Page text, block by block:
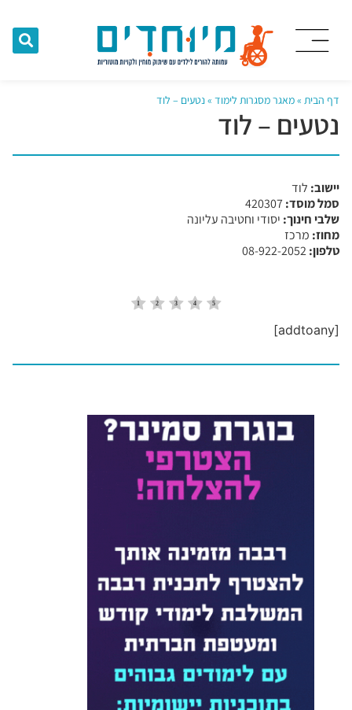
דף הבית »מאגר מסגרות לימוד »נטעים – לוד
נטעים – לוד
יישוב: לוד
סמל מוסד:​420307
שלבי חינוך: יסודי וחטיבה עליונה
מחוז: מרכז
טלפון:
[addtoany]